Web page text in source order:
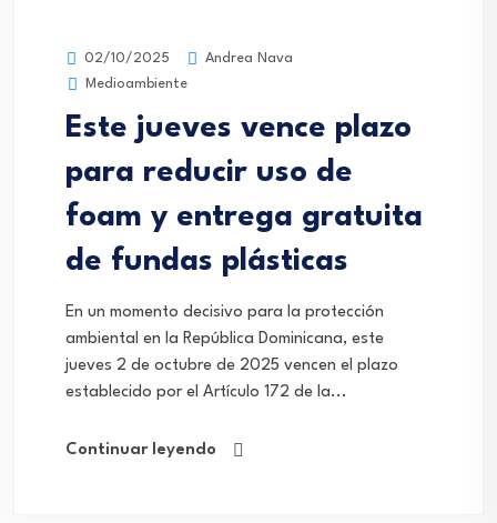
02/10/2025
Andrea Nava
Medioambiente
Este jueves vence plazo
para reducir uso de
foam y entrega gratuita
de fundas plásticas
En un momento decisivo para la protección
ambiental en la República Dominicana, este
jueves 2 de octubre de 2025 vencen el plazo
establecido por el Artículo 172 de la...
Continuar leyendo